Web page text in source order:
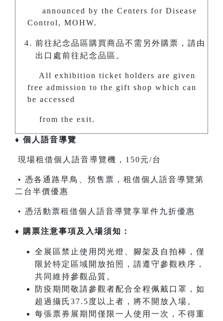
announced by the Centers for Disease
Control, MOHW.
前往紀念品區購買商品不需另外購票，請由
出口處前往紀念品區。
All exhibition ticket holders are given
free admission to the gift shop which can
be accessed
from the exit.
♦ 個人語音導覽
現場租借個人語音導覽機，150元/台
• 憑各通路早鳥、預售票，租借個人語音導覽第
二台半價優惠
• 憑活動票租借個人語音導覽享單件九折優惠
♦ 購票注意事項及入場須知：
全展區禁止使用閃光燈、腳架及自拍棒，僅
限於特定區域開放拍照，請遵守參觀秩序，
共同維持參觀品質。
防疫期間敬請參觀者配合全程佩戴口罩，如
超過攝氏37.5度以上者，將不開放入場。
每張票券展期間僅限一人使用一次，不得重